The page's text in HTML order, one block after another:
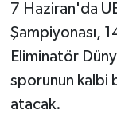
7 Haziran'da
Şampiyonası,
Eliminatör
sporunun kalbi
atacak.